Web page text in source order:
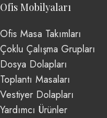
Ofis Mobilyaları
Ofis Masa Takımları
Çoklu Çalışma Grupları
Dosya Dolapları
Toplantı Masaları
Vestiyer Dolapları
Yardımcı Ürünler